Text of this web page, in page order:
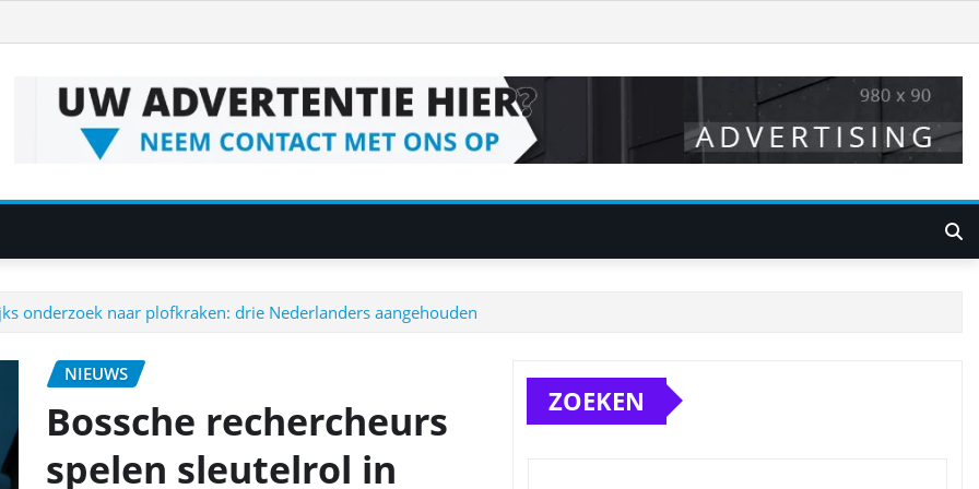
onderzoek naar plofkraken: drie Nederlanders aangehouden
NIEUWS
Bossche rechercheurs
spelen sleutelrol in
ZOEKEN